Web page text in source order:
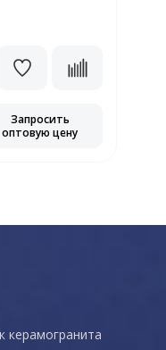
Запросить
оптовую цену
керамогранита